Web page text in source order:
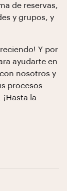
de reservas,
y grupos, y
Y por
ayudarte en
nosotros y
procesos
la